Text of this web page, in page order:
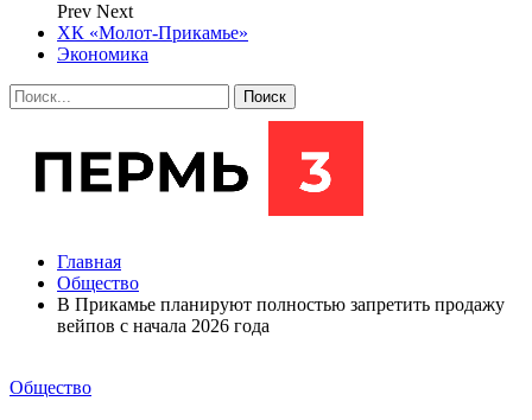
Prev Next
ХК «Молот-Прикамье»
Экономика
Главная
Общество
В Прикамье планируют полностью запретить продажу
вейпов с начала 2026 года
Общество